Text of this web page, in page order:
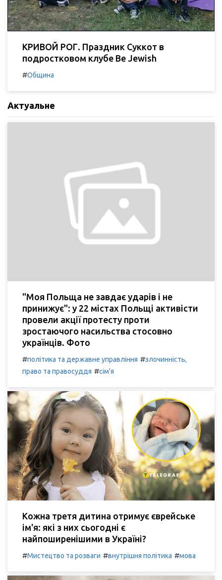
КРИВОЙ РОГ. Праздник Суккот в
подростковом клубе Be Jewish
#Община
Актуальне
"Моя Польща не завдає ударів і не
принижує": у 22 містах Польщі активісти
провели акції протесту проти
зростаючого насильства стосовно
українців. Фото
#політика та державне управління #злочинність,
право та правосуддя #сім'я
Кожна третя дитина отримує єврейське
ім'я: які з них сьогодні є
найпоширенішими в Україні?
#Мистецтво та розваги #внутрішня політика #мова